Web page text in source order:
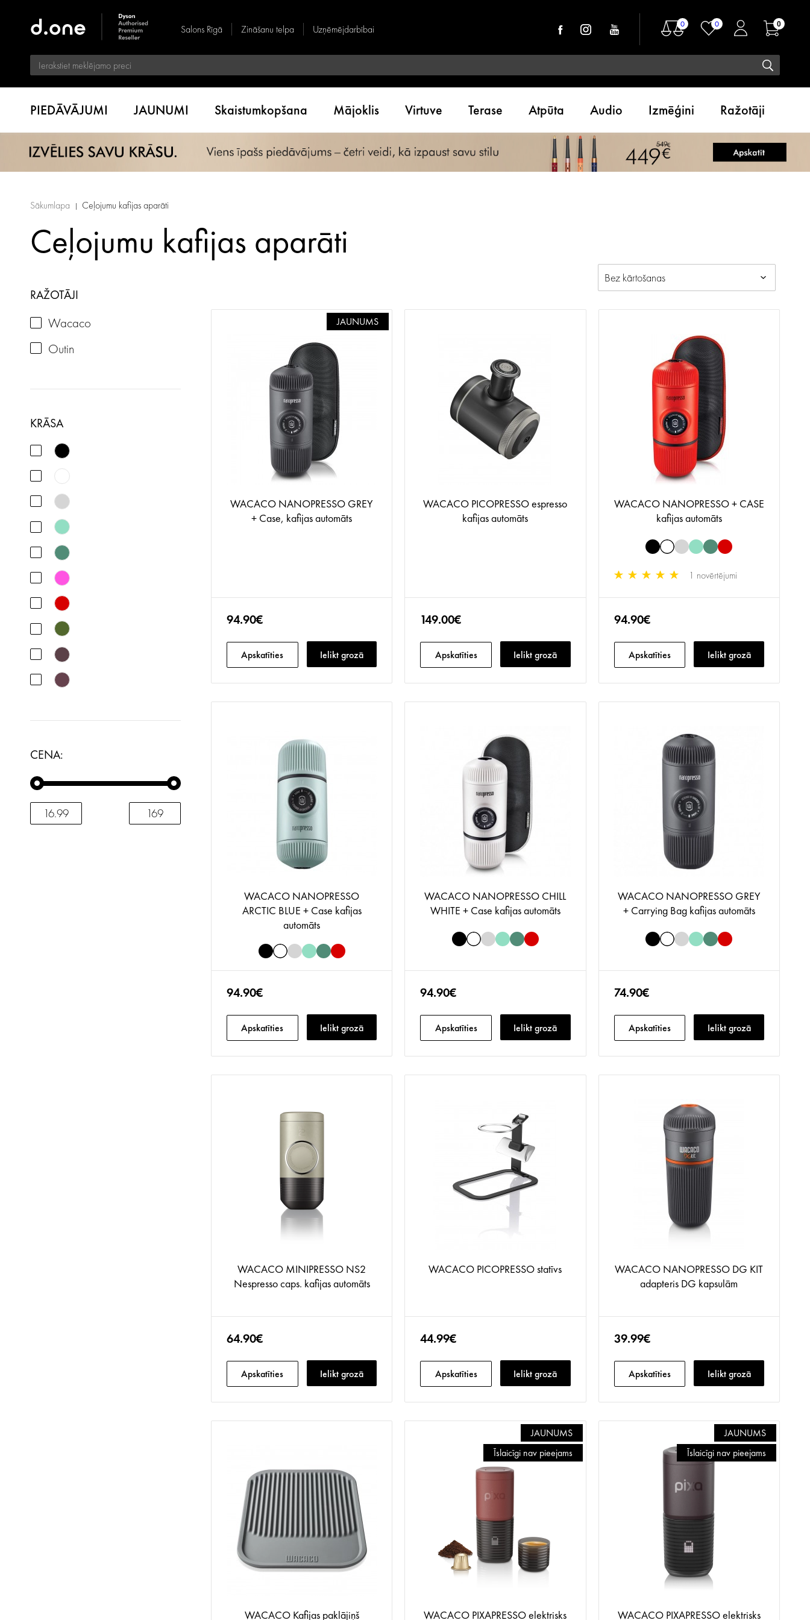
Salons Rīgā Zināšanu telpa Uzņēmējdarbībai 0 0 0
PIEDĀVĀJUMI JAUNUMI Skaistumkopšana Mājoklis Virtuve Terase Atpūta Audio Izmēģini Ražotāji
Sākumlapa Ceļojumu kafijas aparāti
Ceļojumu kafijas aparāti
RAŽOTĀJI
Wacaco
Outin
KRĀSA
CENA:
JAUNUMS
WACACO NANOPRESSO GREY
+ Case, kafijas automāts
94.90€
Apskatīties Ielikt grozā
WACACO PICOPRESSO espresso
kafijas automāts
149.00€
Apskatīties Ielikt grozā
WACACO NANOPRESSO + CASE
kafijas automāts
1 novērtējumi
94.90€
Apskatīties Ielikt grozā
WACACO NANOPRESSO
ARCTIC BLUE + Case kafijas
automāts
94.90€
Apskatīties Ielikt grozā
WACACO NANOPRESSO CHILL
WHITE + Case kafijas automāts
94.90€
Apskatīties Ielikt grozā
WACACO NANOPRESSO GREY
+ Carrying Bag kafijas automāts
74.90€
Apskatīties Ielikt grozā
WACACO MINIPRESSO NS2
Nespresso caps. kafijas automāts
64.90€
Apskatīties Ielikt grozā
WACACO PICOPRESSO statīvs
44.99€
Apskatīties Ielikt grozā
WACACO NANOPRESSO DG KIT
adapteris DG kapsulām
39.99€
Apskatīties Ielikt grozā
WACACO Kafijas paklājiņš
JAUNUMS
Īslaicīgi nav pieejams
WACACO PIXAPRESSO elektrisks
JAUNUMS
Īslaicīgi nav pieejams
WACACO PIXAPRESSO elektrisks